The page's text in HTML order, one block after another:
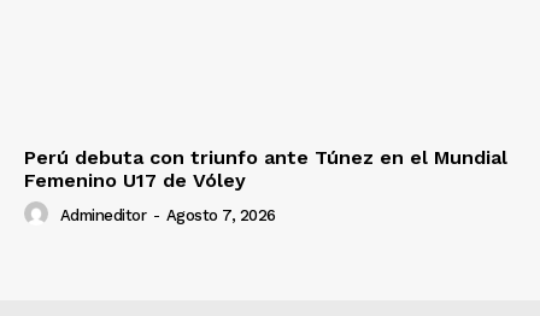
Perú debuta con triunfo ante Túnez en el Mundial
Femenino U17 de Vóley
Admineditor - Agosto 7, 2026